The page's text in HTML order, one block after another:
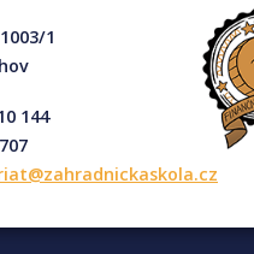
1
144